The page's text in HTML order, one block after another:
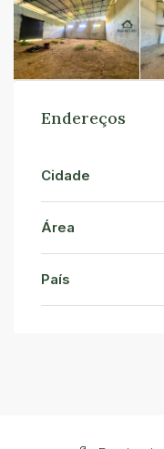
Endereços
Cidade
Área
País